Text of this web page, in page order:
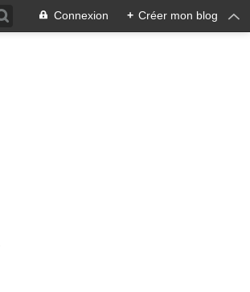
Connexion + Créer mon blog